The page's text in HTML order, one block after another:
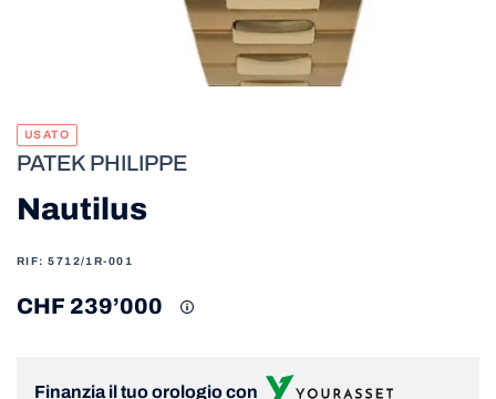
PATEK PHILIPPE
USATO
Nautilus
RIF: 5712/1R-001
CHF 239’000
Finanzia il tuo orologio con